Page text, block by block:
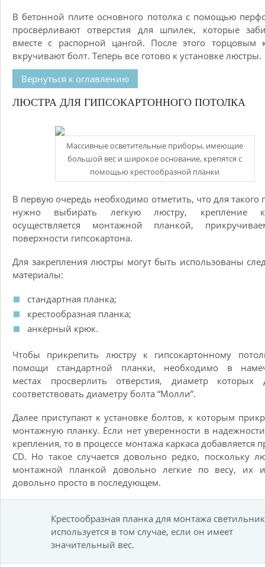
В бетонной плите основного потолка с помощью
просверливают отверстия для шпилек, которые
вместе с распорной цангой. После этого торцовым
вкручивают болт. Теперь все готово к установке люстры.
Вернуться к оглавлению
ЛЮСТРА ДЛЯ ГИПСОКАРТОННОГО ПОТОЛКА
Массивные осветительные приборы, имеющие
большой вес и широкое основание, крепятся с
помощью крестообразной планки
В первую очередь необходимо отметить, что для такого
нужно выбирать легкую люстру, крепление
осуществляется монтажной планкой,
поверхности гипсокартона.
Для закрепления люстры могут быть использованы
материалы:
стандартная планка;
крестообразная планка;
анкерный крюк.
Чтобы прикрепить люстру к гипсокартонному
помощи стандартной планки, необходимо в
местах просверлить отверстия, диаметр которых
соответствовать диаметру болта “Молли”.
Далее приступают к установке болтов, к которым
монтажную планку. Если нет уверенности в надежности
крепления, то в процессе монтажа каркаса добавляется
CD. Но такое случается довольно редко, поскольку
монтажной планкой довольно легкие по весу, их
довольно просто в последующем.
Крестообразная планка для монтажа
используется в том случае, если он имеет
значительный вес.